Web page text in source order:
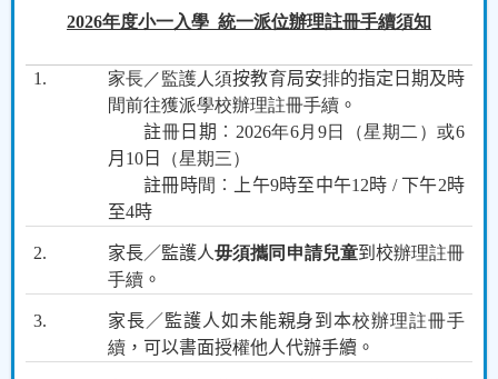
2026年度小一入學 統一派位辦理註冊手續須知
1. 家長／監護人須按教育局安排的指定日期及時
間前往獲派學校辦理註冊手續 。
註冊 日期︰ 2026年6月 9日（星期二）或6
月 10 日
（星期三）
註冊時間 ︰上午9時至中午12時 /下午2時
至4時
2. 家長／監護人毋須攜同申請兒童到校辦理註冊
手續 。
3. 家長／監護人如未能親身到本校辦理註冊手
續 ，可以書面授權他人代辦手續。